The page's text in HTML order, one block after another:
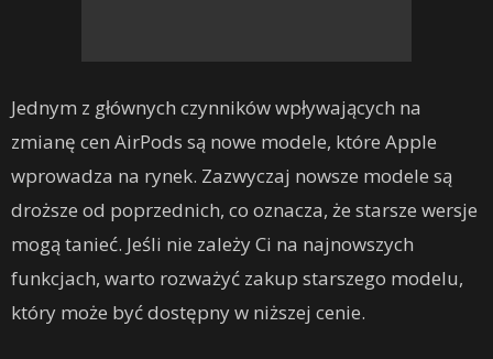
Jednym z głównych czynników wpływających na
zmianę cen AirPods są nowe modele, które Apple
wprowadza na rynek. Zazwyczaj nowsze modele są
droższe od poprzednich, co oznacza, że starsze wersje
mogą tanieć. Jeśli nie zależy Ci na najnowszych
funkcjach, warto rozważyć zakup starszego modelu,
który może być dostępny w niższej cenie.